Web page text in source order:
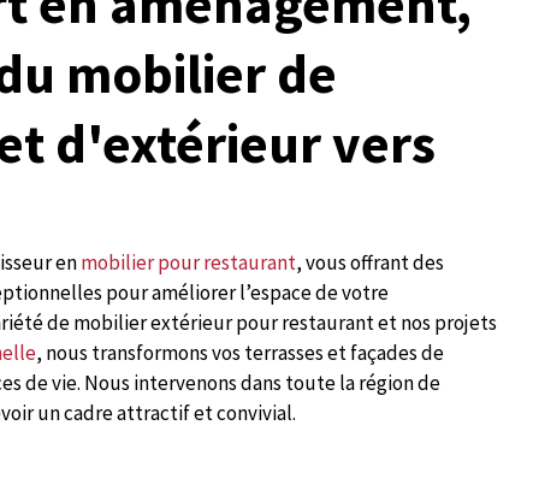
mobilier de
d'extérieur vers
enmobilier pour restaurant, vous offrant des
pour améliorer l’espace de votre
de mobilier extérieur pour restaurant et nos projets
, nous transformons vos terrasses et façades de
de vie. Nous intervenons dans toute la région de
un cadre attractif et convivial.